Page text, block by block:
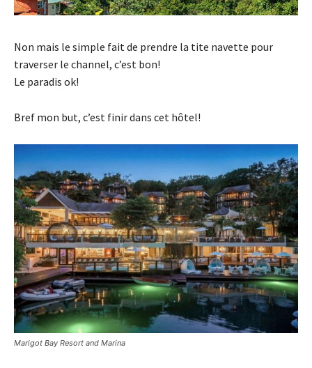
Non mais le simple fait de prendre la tite navette pour
traverser le channel, c’est bon!
Le paradis ok!
Bref mon but, c’est finir dans cet hôtel!
Marigot Bay Resort and Marina